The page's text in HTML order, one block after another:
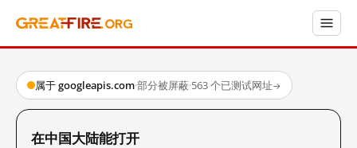
属于 googleapis.com·部分被屏蔽·563 个已测试网址→
在中国大陆能打开